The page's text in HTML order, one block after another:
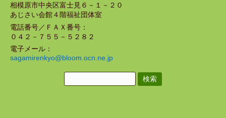
相模原市中央区富士見６－１－２０
あじさい会館４階福祉団体室
電話番号／ＦＡＸ番号：
０４２－７５５－５２８２
電子メール：
sagamirenkyo@bloom.ocn.ne.jp
検
索: